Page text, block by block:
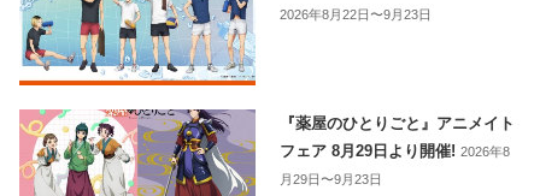
2026年8月22日〜9月23日
『薬屋のひとりごと』アニメイト
フェア 8月29日より開催!2026年8
月29日〜9月23日